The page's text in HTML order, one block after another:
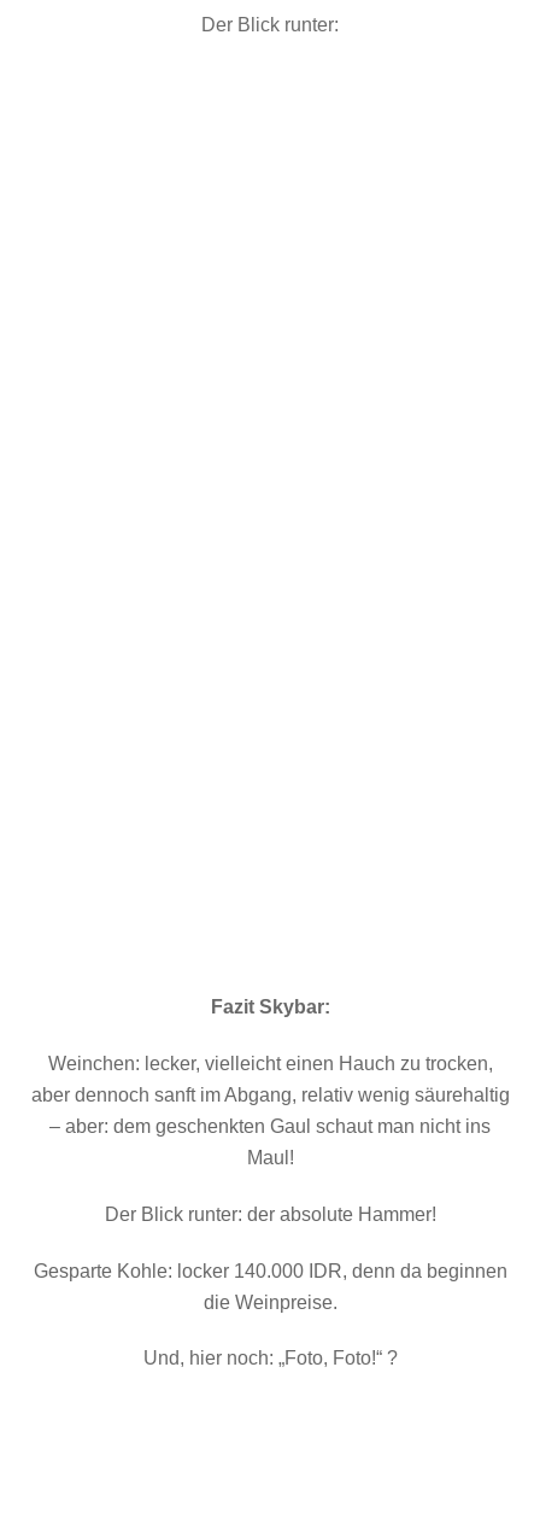
Der Blick runter:
Fazit Skybar:
Weinchen: lecker, vielleicht einen Hauch zu trocken,
aber dennoch sanft im Abgang, relativ wenig säurehaltig
– aber: dem geschenkten Gaul schaut man nicht ins
Maul!
Der Blick runter: der absolute Hammer!
Gesparte Kohle: locker 140.000 IDR, denn da beginnen
die Weinpreise.
Und, hier noch: „Foto, Foto!“ ?